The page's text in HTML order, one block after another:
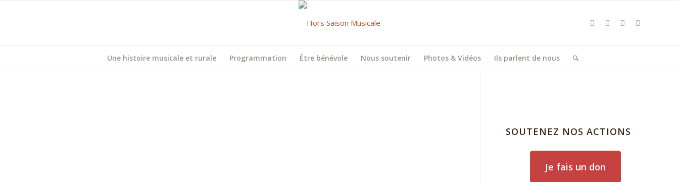
Une histoire musicale et rurale Programmation Être bénévole Nous soutenir Photos & Vidéos Ils parlent de nous
SOUTENEZ NOS ACTIONS
Je fais un don